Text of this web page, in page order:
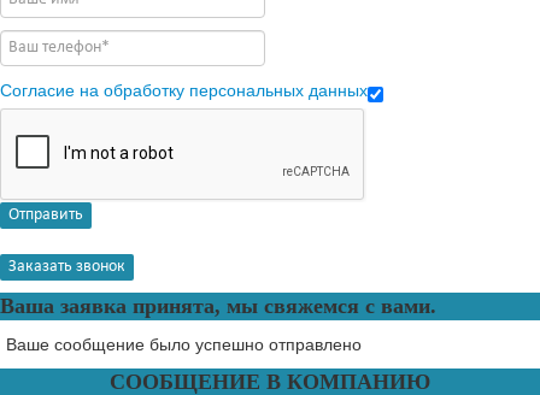
Согласие на обработку персональных данных
Отправить
Заказать звонок
Ваша заявка принята, мы свяжемся с вами.
Ваше сообщение было успешно отправлено
СООБЩЕНИЕ В КОМПАНИЮ